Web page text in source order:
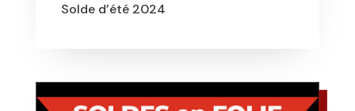
Solde d’été 2024